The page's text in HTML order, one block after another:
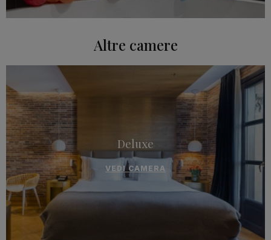
Altre camere
Deluxe
VEDI CAMERA